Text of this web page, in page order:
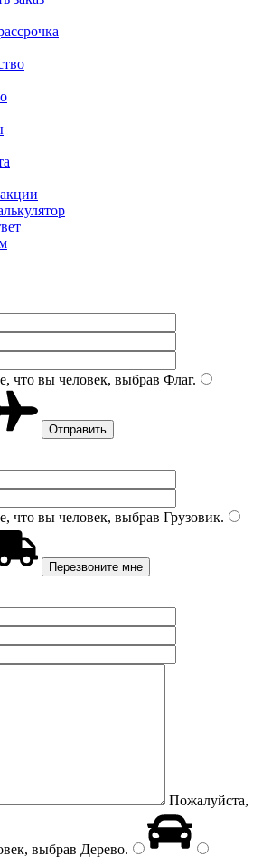
что вы человек, выбрав Флаг.
что вы человек, выбрав Грузовик.
Пожалуйста,
выбрав Дерево.